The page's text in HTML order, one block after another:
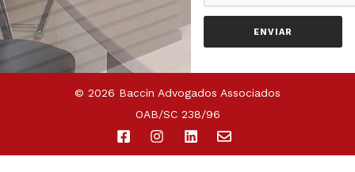
ENVIAR
© 2026 Baccin Advogados Associados
OAB/SC 238/96